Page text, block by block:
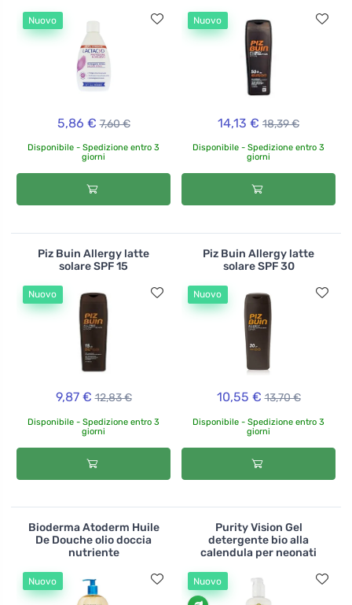
Nuovo
5,86 € 7,60 €
Disponibile - Spedizione entro 3
giorni
Nuovo
14,13 € 18,39 €
Disponibile - Spedizione entro 3
giorni
Piz Buin Allergy latte
solare SPF 15
Nuovo
9,87 € 12,83 €
Disponibile - Spedizione entro 3
giorni
Piz Buin Allergy latte
solare SPF 30
Nuovo
10,55 € 13,70 €
Disponibile - Spedizione entro 3
giorni
Bioderma Atoderm Huile
De Douche olio doccia
nutriente
Nuovo
Purity Vision Gel
detergente bio alla
calendula per neonati
Nuovo